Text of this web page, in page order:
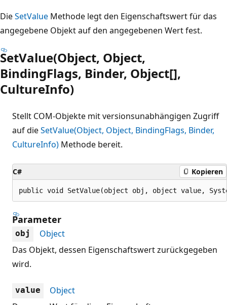
DieSetValue Methode legt den Eigenschaftswert für das
angegebene Objekt auf den angegebenen Wert fest.
SetValue(Object, Object,
BindingFlags, Binder, Object[],
CultureInfo)
Stellt COM-Objekte mit versionsunabhängigen Zugriff
auf dieSetValue(Object, Object, BindingFlags, Binder,
CultureInfo) Methode bereit.
C# Kopieren
public void SetValue(object obj, object value,
Parameter
obj
Object
Das Objekt, dessen Eigenschaftswert zurückgegeben
wird.
value
Object